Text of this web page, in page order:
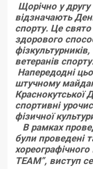
Щорічно у другу
відзначають
спорту. Це свято
здорового
ветеранів
Напередодні
штучному
спортивні
фізичної
В рамках
були проведені
TEAM”, виступ